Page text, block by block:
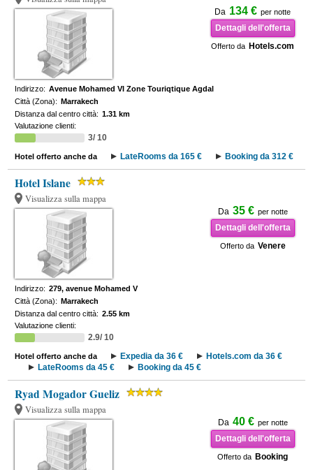
Da 134 € per notte
Dettagli dell'offerta
Offerto da Hotels.com
Indirizzo: Avenue Mohamed VI Zone Touriqtique Agdal
Città (Zona): Marrakech
Distanza dal centro città: 1.31 km
Valutazione clienti:
3/ 10
Hotel offerto anche da LateRooms da 165 € Booking da 312 €
Hotel Islane
Visualizza sulla mappa
Da 35 € per notte
Dettagli dell'offerta
Offerto da Venere
Indirizzo: 279, avenue Mohamed V
Città (Zona): Marrakech
Distanza dal centro città: 2.55 km
Valutazione clienti:
2.9/ 10
Hotel offerto anche da Expedia da 36 €
Hotels.com da 36 €
LateRooms da 45 €
Booking da 45 €
Ryad Mogador Gueliz
Visualizza sulla mappa
Da 40 € per notte
Dettagli dell'offerta
Offerto da Booking